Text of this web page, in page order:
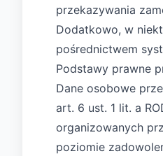
przekazywania
Dodatkowo, w
pośrednictwem
Podstawy prawne
Dane osobowe
art. 6 ust. 1 lit. a
organizowanych
poziomie